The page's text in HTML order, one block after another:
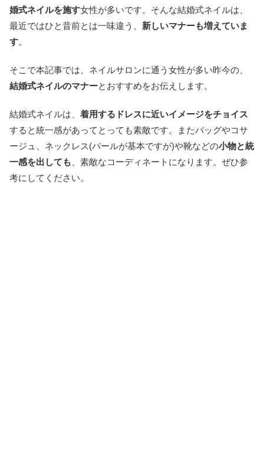
婚式ネイルを施す女性が多いです。そんな結婚式ネイルは、
最近ではひと昔前とは一味違う、 新しいマナーも増えていま
す。
そこで本記事では、ネイルサロンに通う女性が多い昨今の、
結婚式ネイルのマナーとおすすめをお伝えします。
結婚式ネイルは、 着用するドレスに近いイメージをチョイス
すると統一感があってとっても素敵です。またバッグやコサ
ージュ、ネックレス(パールが基本ですが)や靴などの小物と統
一感を出しても、素敵なコーディネートになります。ぜひ参
考にしてください。